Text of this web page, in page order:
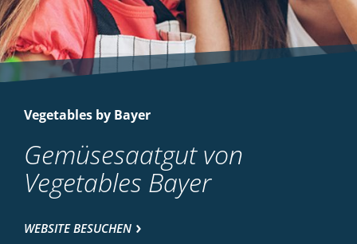
Vegetables by Bayer
Gemüsesaatgut von
Vegetables Bayer
WEBSITE BESUCHEN